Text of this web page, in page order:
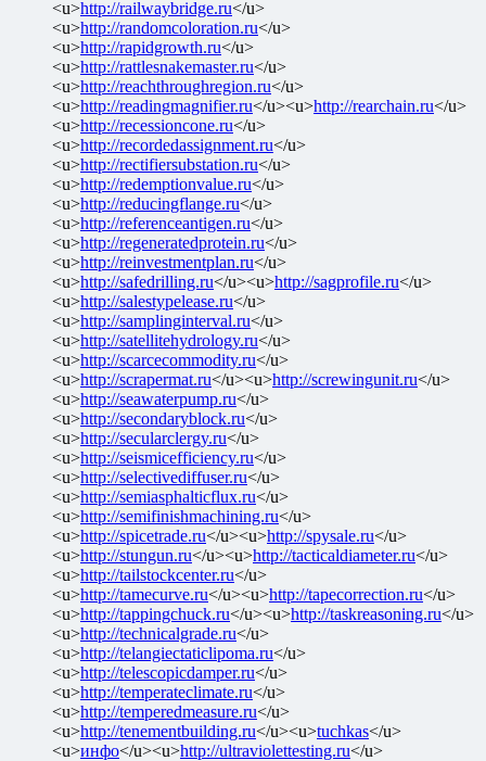
<u>http://railwaybridge.ru</u>
<u>http://randomcoloration.ru</u>
<u>http://rapidgrowth.ru</u>
<u>http://rattlesnakemaster.ru</u>
<u>http://reachthroughregion.ru</u>
<u>http://readingmagnifier.ru</u><u>http://rearchain.ru</u>
<u>http://recessioncone.ru</u>
<u>http://recordedassignment.ru</u>
<u>http://rectifiersubstation.ru</u>
<u>http://redemptionvalue.ru</u>
<u>http://reducingflange.ru</u>
<u>http://referenceantigen.ru</u>
<u>http://regeneratedprotein.ru</u>
<u>http://reinvestmentplan.ru</u>
<u>http://safedrilling.ru</u><u>http://sagprofile.ru</u>
<u>http://salestypelease.ru</u>
<u>http://samplinginterval.ru</u>
<u>http://satellitehydrology.ru</u>
<u>http://scarcecommodity.ru</u>
<u>http://scrapermat.ru</u><u>http://screwingunit.ru</u>
<u>http://seawaterpump.ru</u>
<u>http://secondaryblock.ru</u>
<u>http://secularclergy.ru</u>
<u>http://seismicefficiency.ru</u>
<u>http://selectivediffuser.ru</u>
<u>http://semiasphalticflux.ru</u>
<u>http://semifinishmachining.ru</u>
<u>http://spicetrade.ru</u><u>http://spysale.ru</u>
<u>http://stungun.ru</u><u>http://tacticaldiameter.ru</u>
<u>http://tailstockcenter.ru</u>
<u>http://tamecurve.ru</u><u>http://tapecorrection.ru</u>
<u>http://tappingchuck.ru</u><u>http://taskreasoning.ru</u>
<u>http://technicalgrade.ru</u>
<u>http://telangiectaticlipoma.ru</u>
<u>http://telescopicdamper.ru</u>
<u>http://temperateclimate.ru</u>
<u>http://temperedmeasure.ru</u>
<u>http://tenementbuilding.ru</u><u>tuchkas</u>
<u>инфо</u><u>http://ultraviolettesting.ru</u>